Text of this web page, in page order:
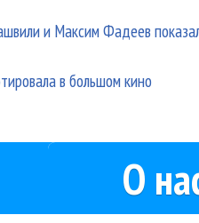
и Максим Фадеев
в большом кино
О